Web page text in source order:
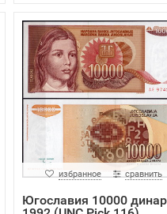
избранное сравнить
Югославия 10000 динар